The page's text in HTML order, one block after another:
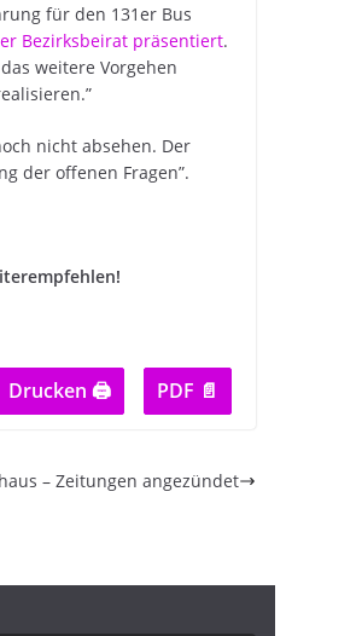
für den 131er Bus
Bezirksbeirat präsentiert.
weitere Vorgehen
nicht absehen. Der
der offenen Fragen”.
Drucken 🖨 PDF 📄
– Zeitungen angezündet